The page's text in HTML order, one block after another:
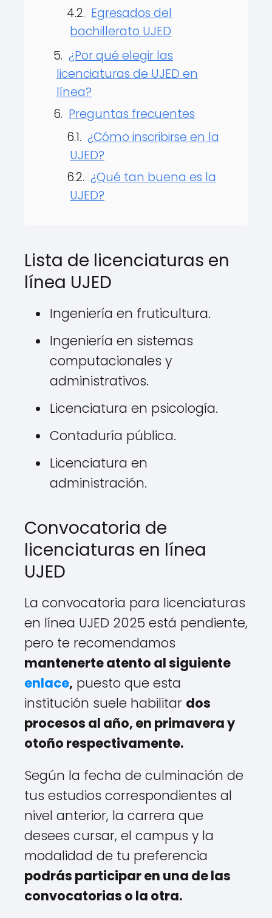
Egresados del
bachillerato UJED
¿Por qué elegir las
licenciaturas de UJED en
línea?
Preguntas frecuentes
¿Cómo inscribirse en la
UJED?
¿Qué tan buena es la
UJED?
Lista de licenciaturas en
línea UJED
Ingeniería en fruticultura.
Ingeniería en sistemas
computacionales y
administrativos.
Licenciatura en psicología.
Contaduría pública.
Licenciatura en
administración.
Convocatoria de
licenciaturas en línea
UJED
La convocatoria para licenciaturas
en línea UJED 2025 está pendiente,
pero te recomendamos
mantenerte atento al siguiente
enlace, puesto que esta
institución suele habilitar dos
procesos al año, en primavera y
otoño respectivamente.
Según la fecha de culminación de
tus estudios correspondientes al
nivel anterior, la carrera que
desees cursar, el campus y la
modalidad de tu preferencia
podrás participar en una de las
convocatorias o la otra.